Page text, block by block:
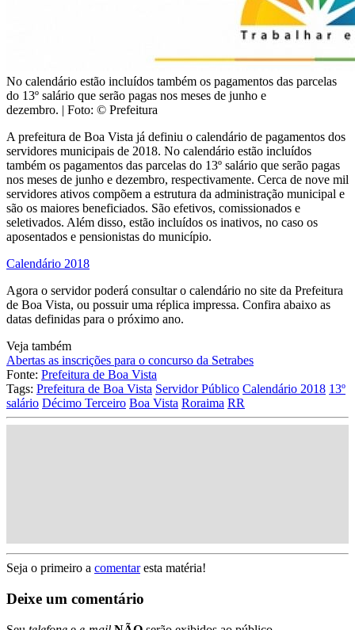
No calendário estão incluídos também os pagamentos das parcelas
do 13º salário que serão pagas nos meses de junho e
dezembro. | Foto: © Prefeitura
A prefeitura de Boa Vista já definiu o calendário de pagamentos dos
servidores municipais de 2018. No calendário estão incluídos
também os pagamentos das parcelas do 13º salário que serão pagas
nos meses de junho e dezembro, respectivamente. Cerca de nove mil
servidores ativos compõem a estrutura da administração municipal e
são os maiores beneficiados. São efetivos, comissionados e
seletivados. Além disso, estão incluídos os inativos, no caso os
aposentados e pensionistas do município.
Calendário 2018
Agora o servidor poderá consultar o calendário no site da Prefeitura
de Boa Vista, ou possuir uma réplica impressa. Confira abaixo as
datas definidas para o próximo ano.
Veja também
Abertas as inscrições para o concurso da Setrabes
Fonte: Prefeitura de Boa Vista
Tags: Prefeitura de Boa Vista Servidor Público Calendário 2018 13º
salário Décimo Terceiro Boa Vista Roraima RR
Seja o primeiro a comentaresta matéria!
Deixe um comentário